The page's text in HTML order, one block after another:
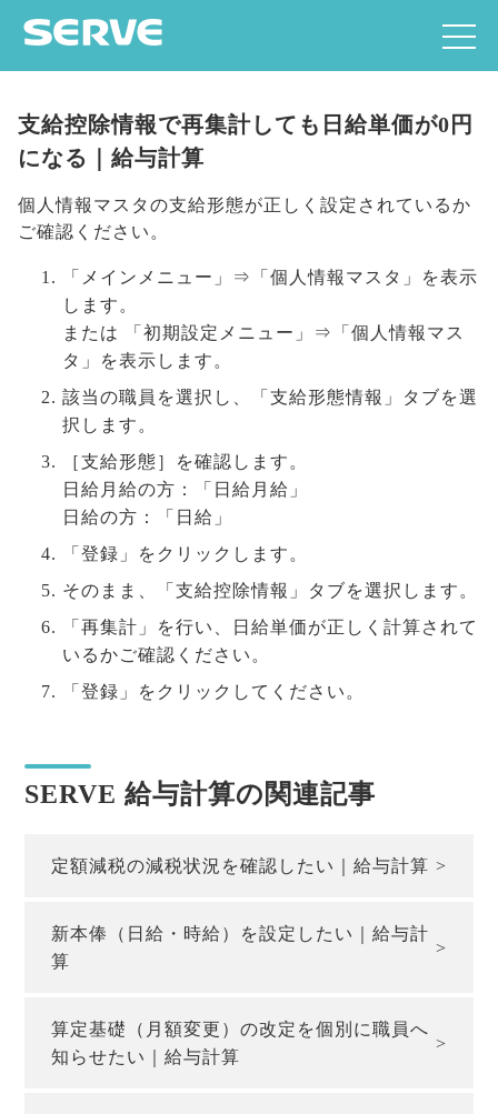
支給控除情報で再集計しても日給単価が0円
になる｜給与計算
個人情報マスタの支給形態が正しく設定されているか
ご確認ください。
「メインメニュー」⇒「個人情報マスタ」を表示
します。
または 「初期設定メニュー」⇒「個人情報マス
タ」を表示します。
該当の職員を選択し、「支給形態情報」タブを選
択します。
［支給形態］を確認します。
日給月給の方：「日給月給」
日給の方：「日給」
「登録」をクリックします。
そのまま、「支給控除情報」タブを選択します。
「再集計」を行い、日給単価が正しく計算されて
いるかご確認ください。
「登録」をクリックしてください。
SERVE 給与計算の関連記事
定額減税の減税状況を確認したい｜給与計算
新本俸（日給・時給）を設定したい｜給与計
算
算定基礎（月額変更）の改定を個別に職員へ
知らせたい｜給与計算